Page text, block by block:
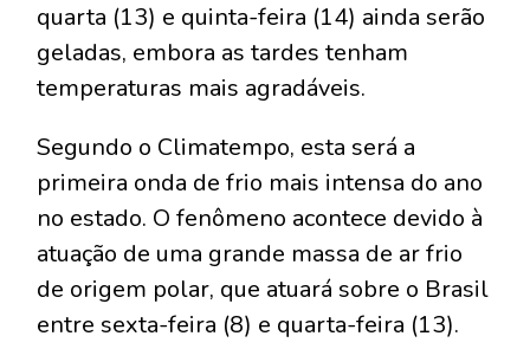
quarta (13) e quinta-feira (14) ainda serão
geladas, embora as tardes tenham
temperaturas mais agradáveis.
Segundo o Climatempo, esta será a
primeira onda de frio mais intensa do ano
no estado. O fenômeno acontece devido à
atuação de uma grande massa de ar frio
de origem polar, que atuará sobre o Brasil
entre sexta-feira (8) e quarta-feira (13).